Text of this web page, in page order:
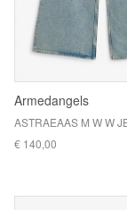
Armedangels
€ 140,00